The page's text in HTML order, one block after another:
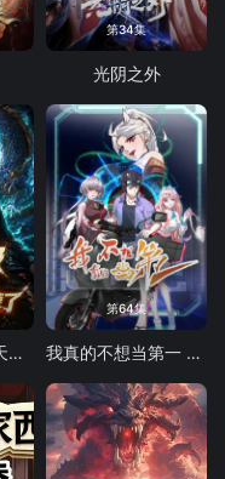
第34集
光阴之外
开局SSS级御兽天赋，我成绝世妖孽动态漫画
第64集
我真的不想当第一 第二季